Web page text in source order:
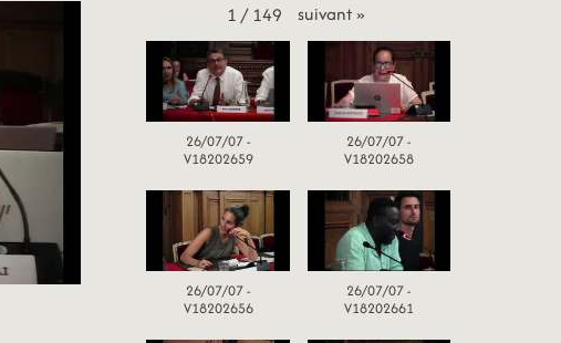
1 / 149 suivant»
26/07/07 -
V18202659
26/07/07 -
V18202658
26/07/07 -
V18202656
26/07/07 -
V18202661